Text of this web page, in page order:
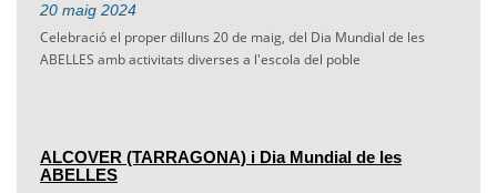
20 maig 2024
Celebració el proper dilluns 20 de maig, del Dia Mundial de les
ABELLES amb activitats diverses a l'escola del poble
ALCOVER (TARRAGONA) i Dia Mundial de les
ABELLES